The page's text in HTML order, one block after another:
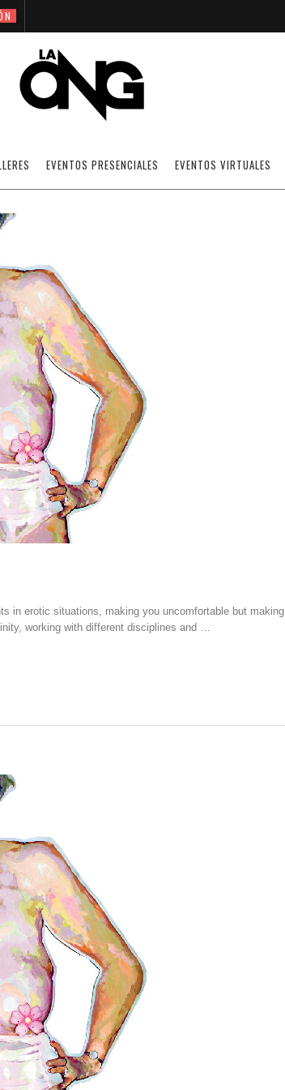
EVENTOS PRESENCIALES EVENTOS VIRTUALES
MARIA NIÑO
in erotic situations, making you uncomfortable but making
working with different disciplines and …